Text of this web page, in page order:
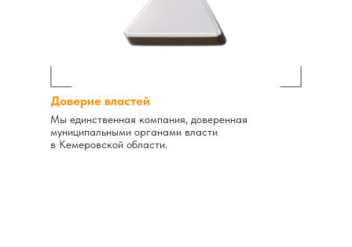
Доверие властей
Мы единственная компания, доверенная
муниципальными органами власти
в Кемеровской области.